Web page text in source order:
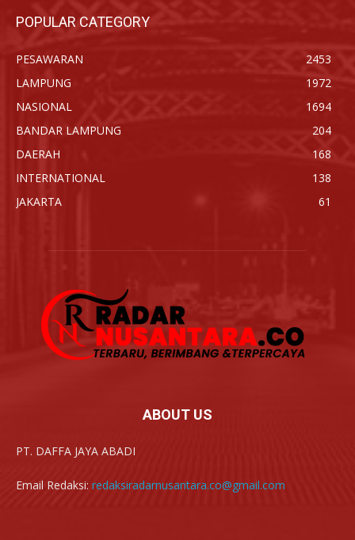
POPULAR CATEGORY
PESAWARAN
2453
LAMPUNG
1972
NASIONAL
1694
BANDAR LAMPUNG
204
DAERAH
168
INTERNATIONAL
138
JAKARTA
61
ABOUT US
PT. DAFFA JAYA ABADI
Email Redaksi: redaksiradarnusantara.co@gmail.com